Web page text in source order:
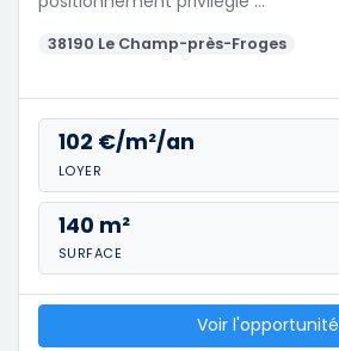
38190 Le Champ-près-Froges
102 €/m²/an
LOYER
140 m²
SURFACE
Voir l'opportunité